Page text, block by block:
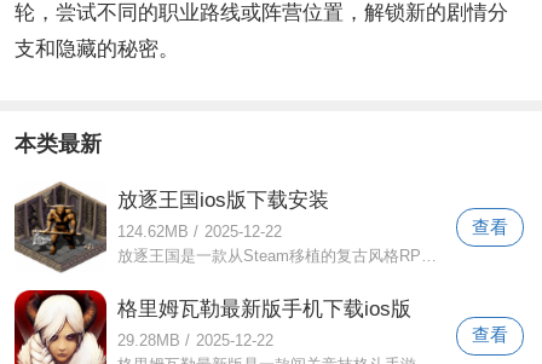
轮，尝试不同的职业路线或阵营位置，解锁新的剧情分
支和隐藏的秘密。
本类最新
放逐王国ios版下载安装
124.62MB / 2025-12-22
放逐王国是一款从Steam移植的复古风格RPG角色扮演游戏。玩家将踏入广阔传奇的开放世界，自定义角色的外观和职业，自由探索剑与魔法的大陆。
查看
格里姆瓦勒最新版手机下载ios版
29.28MB / 2025-12-22
查看